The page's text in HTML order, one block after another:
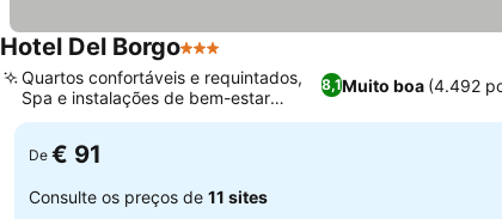
Hotel Del Borgo3 Estrelas
8,1Muito boa (4.492
Quartos confortáveis e requintados,
Spa e instalações de bem-estar
relaxantes
De € 91
Consulte os preços de 11 sites